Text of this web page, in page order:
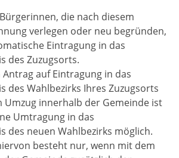
die nach diesem
verlegen oder neu begründen,
Eintragung in das
des Zuzugsorts.
auf Eintragung in das
des Wahlbezirks Ihres Zuzugsorts
Umzug innerhalb der Gemeinde ist
Umtragung in das
des neuen Wahlbezirks möglich.
besteht nur, wenn mit dem